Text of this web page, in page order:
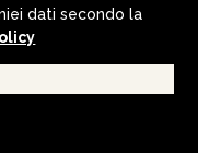
dati secondo la